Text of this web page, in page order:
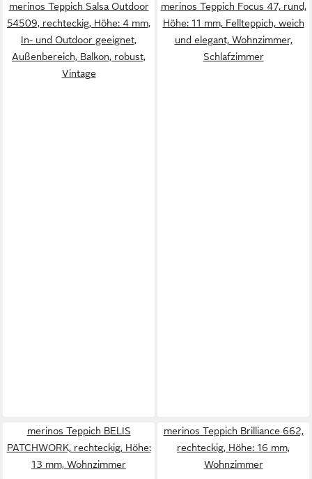
merinos Teppich Salsa Outdoor
54509, rechteckig, Höhe: 4 mm,
In- und Outdoor geeignet,
Außenbereich, Balkon, robust,
Vintage
merinos Teppich Focus 47, rund,
Höhe: 11 mm, Fellteppich, weich
und elegant, Wohnzimmer,
Schlafzimmer
merinos Teppich BELIS
PATCHWORK, rechteckig, Höhe:
13 mm, Wohnzimmer
merinos Teppich Brilliance 662,
rechteckig, Höhe: 16 mm,
Wohnzimmer